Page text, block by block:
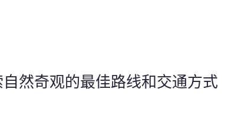
然奇观的最佳路线和交通方式